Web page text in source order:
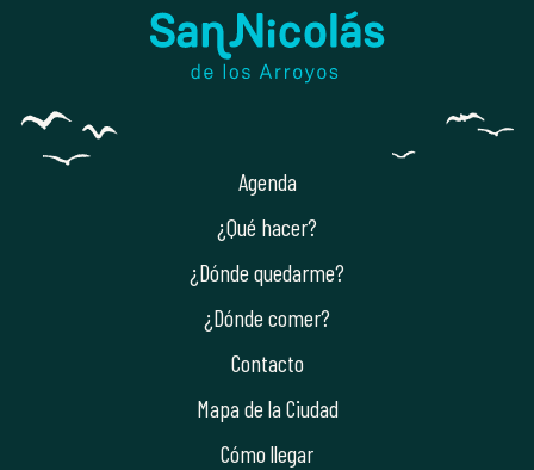
Agenda
¿Qué hacer?
¿Dónde quedarme?
¿Dónde comer?
Contacto
Mapa de la Ciudad
Cómo llegar